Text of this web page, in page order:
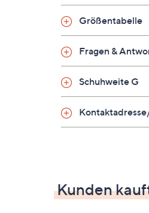
Auf einen
Pantolette
Absatz:
Material
Größentabelle
Fragen &
Schuhweite G
Kunden